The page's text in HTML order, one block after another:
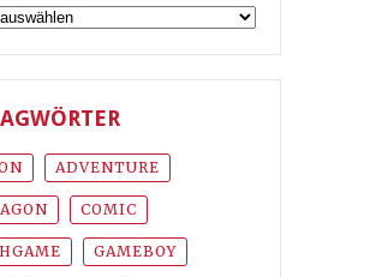
ADVENTURE
COMIC
GAMEBOY